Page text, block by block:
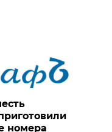
номера